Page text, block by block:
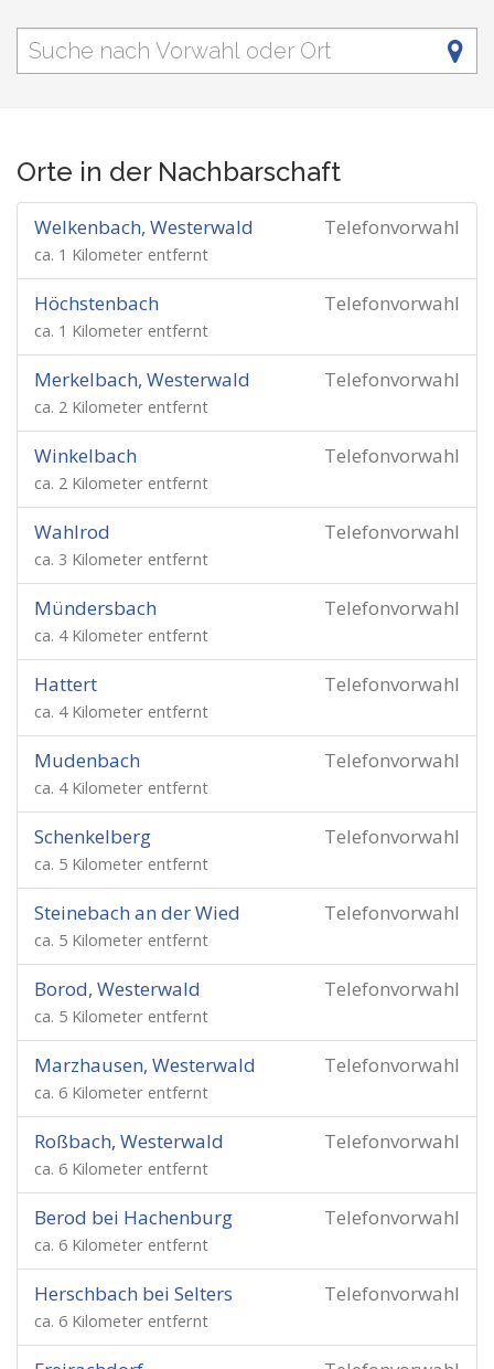
Orte in der Nachbarschaft
Telefonvorwahl
Welkenbach, Westerwald
ca. 1 Kilometer entfernt
Telefonvorwahl
Höchstenbach
ca. 1 Kilometer entfernt
Telefonvorwahl
Merkelbach, Westerwald
ca. 2 Kilometer entfernt
Telefonvorwahl
Winkelbach
ca. 2 Kilometer entfernt
Telefonvorwahl
Wahlrod
ca. 3 Kilometer entfernt
Telefonvorwahl
Mündersbach
ca. 4 Kilometer entfernt
Telefonvorwahl
Hattert
ca. 4 Kilometer entfernt
Telefonvorwahl
Mudenbach
ca. 4 Kilometer entfernt
Telefonvorwahl
Schenkelberg
ca. 5 Kilometer entfernt
Telefonvorwahl
Steinebach an der Wied
ca. 5 Kilometer entfernt
Telefonvorwahl
Borod, Westerwald
ca. 5 Kilometer entfernt
Telefonvorwahl
Marzhausen, Westerwald
ca. 6 Kilometer entfernt
Telefonvorwahl
Roßbach, Westerwald
ca. 6 Kilometer entfernt
Telefonvorwahl
Berod bei Hachenburg
ca. 6 Kilometer entfernt
Telefonvorwahl
Herschbach bei Selters
ca. 6 Kilometer entfernt